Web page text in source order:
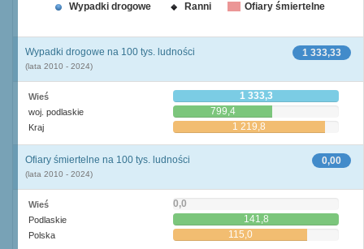
Wypadki drogowe Ranni Ofiary śmiertelne
1 333,33
Wypadki drogowe na 100 tys. ludności
(lata 2010 - 2024)
Wieś 1 333,3
woj. podlaskie 799,4
Kraj 1 219,8
0,00
Ofiary śmiertelne na 100 tys. ludności
(lata 2010 - 2024)
Wieś 0,0
Podlaskie 141,8
Polska 115,0